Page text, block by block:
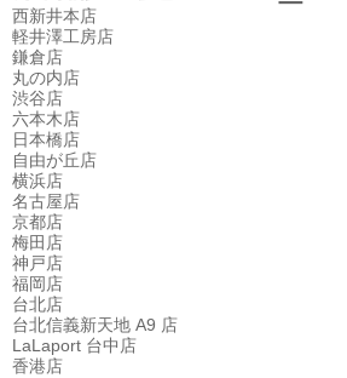
西新井本店
軽井澤工房店
鎌倉店
丸の内店
渋谷店
六本木店
日本橋店
自由が丘店
横浜店
名古屋店
京都店
梅田店
神戸店
福岡店
台北店
台北信義新天地 A9 店
LaLaport 台中店
香港店